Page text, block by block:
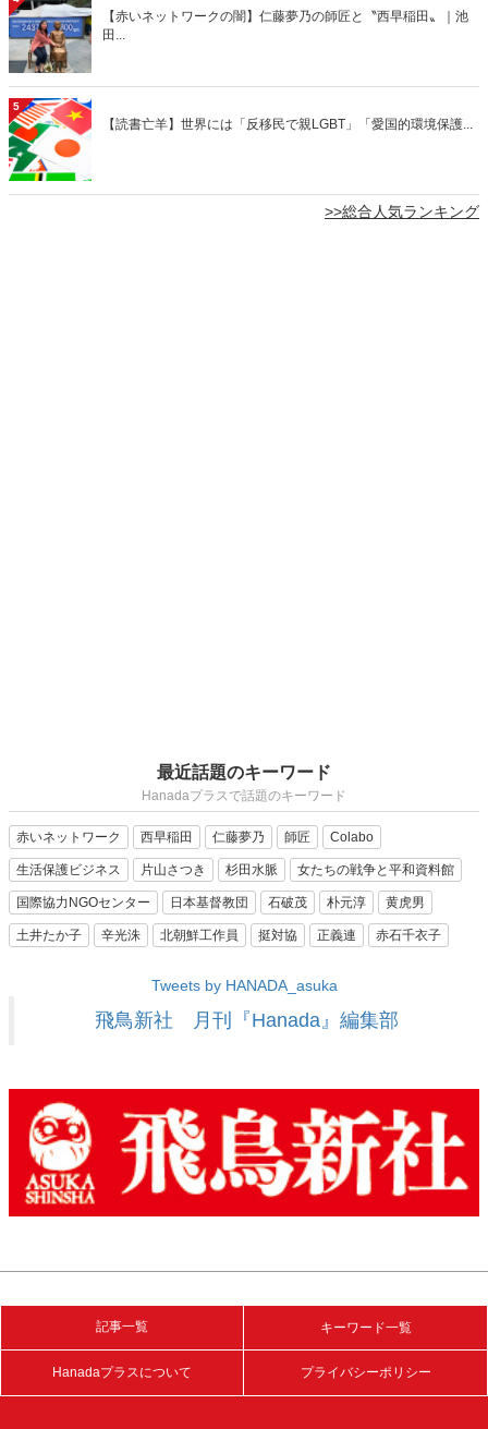
【赤いネットワークの闇】仁藤夢乃の師匠と〝西早稲田〟｜池
田...
5
【読書亡羊】世界には「反移民で親LGBT」「愛国的環境保護...
>>総合人気ランキング
最近話題のキーワード
Hanadaプラスで話題のキーワード
赤いネットワーク 西早稲田 仁藤夢乃 師匠 Colabo
生活保護ビジネス 片山さつき 杉田水脈 女たちの戦争と平和資料館
国際協力NGOセンター 日本基督教団 石破茂 朴元淳 黄虎男
土井たか子 辛光洙 北朝鮮工作員 挺対協 正義連 赤石千衣子
Tweets by HANADA_asuka
飛鳥新社 月刊『Hanada』編集部
記事一覧 キーワード一覧
Hanadaプラスについて プライバシーポリシー